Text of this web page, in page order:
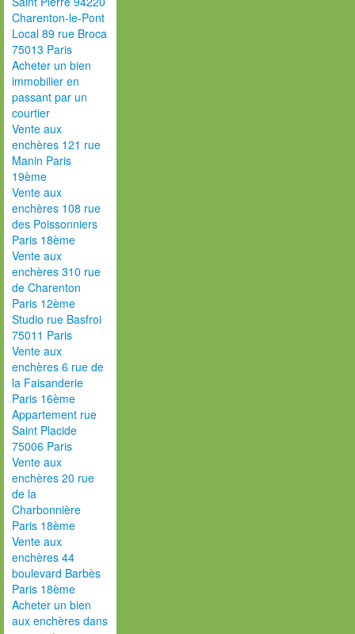
Charenton-le-Pont
Local 89 rue Broca
75013 Paris
Acheter un bien
immobilier en
passant par un
courtier
Vente aux
enchères 121 rue
Manin Paris
19ème
Vente aux
enchères 108 rue
des Poissonniers
Paris 18ème
Vente aux
enchères 310 rue
de Charenton
Paris 12ème
Studio rue Basfroi
75011 Paris
Vente aux
enchères 6 rue de
la Faisanderie
Paris 16ème
Appartement rue
Saint Placide
75006 Paris
Vente aux
enchères 20 rue
de la
Charbonnière
Paris 18ème
Vente aux
enchères 44
boulevard Barbès
Paris 18ème
Acheter un bien
aux enchères dans